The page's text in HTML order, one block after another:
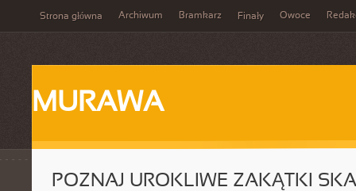
Strona główna Archiwum Bramkarz Finały Owoce
MURAWA
POZNAJ UROKLIWE ZAKĄTKI